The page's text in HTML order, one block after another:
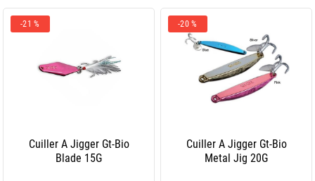
-21 %
Cuiller A Jigger Gt-Bio
Blade 15G
-20 %
Cuiller A Jigger Gt-Bio
Metal Jig 20G